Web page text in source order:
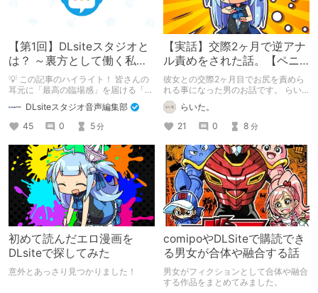
【第1回】DLsiteスタジオと
は？ ～裏方として働く私た
ちの紹介
💡 この記事のハイライト！ 皆さんの
耳元に「最高の臨場感」を届ける「サ
舞台裏を大公開！ スマートな専門
職……と思いきや、実態は「音の変態
（褒め言葉）」が集まるチーム！？
成人男性スタッフがダミヘに抱きつ
き、スタジオにアダルトグッズが転が
る超大真面目な理由とは？ クオリテ
ィ向上のための、ちょっとシュールな
（？）試行錯誤をたっぷりご紹介しま
す！
DLsiteスタジオ音声編集部
45
0 5分
【実話】交際2ヶ月で逆アナ
ル責めをされた話。【ペニ
バン】
彼女との交際2ヶ月目でお尻を責めら
れる事になった男のお話です。 らい
た。のエチエチ体験談#2【逆アナ
ル】 らいた。
21
0 8 分
初めて読んだエロ漫画を
DLsiteで探してみた
意外とあっさり見つかりました！
comipoやDLSiteで購読でき
る男女が合体や融合する話
男女がフィクションとして合体や融合
する作品をまとめてみました。